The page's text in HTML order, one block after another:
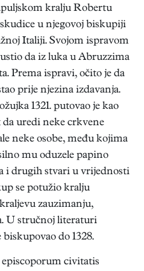
kralju Robertu
u njegovoj biskupiji
Italiji. Svojom ispravom
da iz luka u Abruzzima
Prema ispravi, očito je da
prije njezina izdavanja.
1321. putovao je kao
uredi neke crkvene
neke osobe, među kojima
mu oduzele papino
i drugih stvari u vrijednosti
se potužio kralju
zauzimanju,
U stručnoj literaturi
do 1328.
civitatis